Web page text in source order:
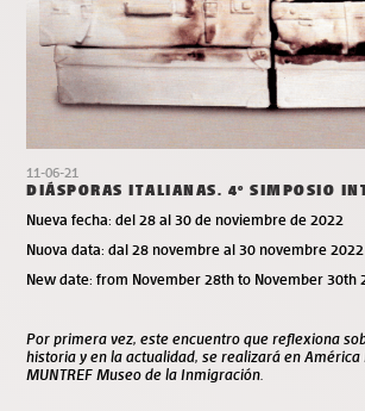
11-06-21
DIÁSPORAS ITALIANAS. 4º SIMPOSIO
Nueva fecha: del 28 al 30 de noviembre de 2022
Nuova data: dal 28 novembre al 30 novembre 2022
New date: from November 28th to November 30th
Por primera vez, este encuentro que reflexiona
historia y en la actualidad, se realizará en
MUNTREF Museo de la Inmigración.